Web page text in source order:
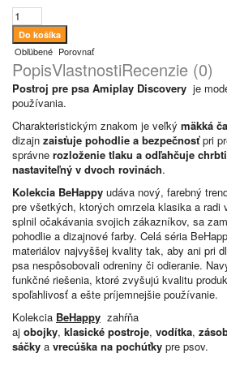
Obľúbené Porovnať
PopisVlastnostiRecenzie (0)
Postroj pre psa Amiplay Discovery je
používania.
Charakteristickým znakom je veľký mäkká
dizajn zaisťuje pohodlie a bezpečnosťpri
správne rozloženie tlaku a odľahčuje
nastaviteľný v dvoch rovinách.
Kolekcia BeHappy udáva nový, farebný
pre všetkých, ktorých omrzela klasika a radi
splnil očakávania svojich zákazníkov, sa
pohodlie a dizajnové farby. Celá séria
materiálov najvyššej kvality tak, aby ani pri
psa nespôsobovali odreniny či odieranie.
funkčné riešenia, ktoré zvyšujú kvalitu
spoľahlivosť a ešte príjemnejšie používanie.
Kolekcia BeHappy zahŕňa
aj obojky, klasické postroje, vodítka,
sáčky a vrecúška na pochúťky pre psov.